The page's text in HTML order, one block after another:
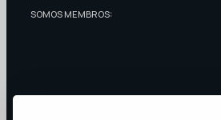
SOMOS MEMBROS: